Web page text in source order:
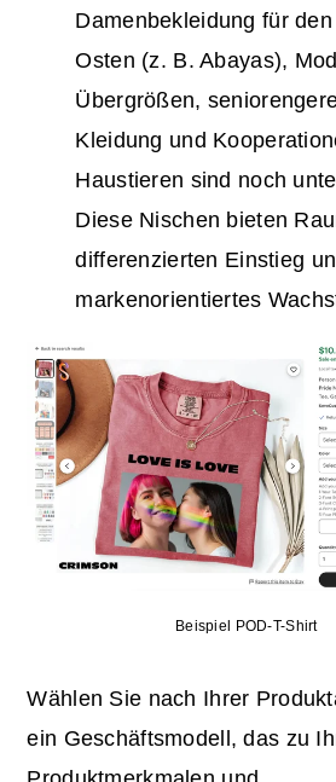
Damenbekleidung für
Osten (z. B. Abayas),
Übergrößen,
Kleidung und
Haustieren sind noch
Diese Nischen bieten
differenzierten Einstieg
markenorientiertes
Beispiel POD-T-Shirt
Wählen Sie nach Ihrer
ein Geschäftsmodell, das zu